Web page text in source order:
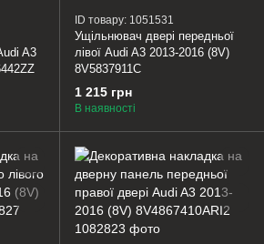
A3
ID товару: 1051531
Ущільнювач двері передньої
лівої Audi A3 2013-2016 (8V)
8V5837911C
1 215 грн
В наявності